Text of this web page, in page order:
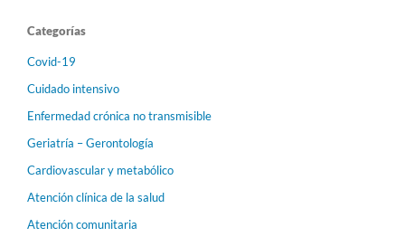
Categorías
Covid-19
Cuidado intensivo
Enfermedad crónica no transmisible
Geriatría – Gerontología
Cardiovascular y metabólico
Atención clínica de la salud
Atención comunitaria